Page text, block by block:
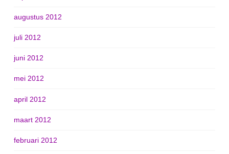
augustus 2012
juli 2012
juni 2012
mei 2012
april 2012
maart 2012
februari 2012